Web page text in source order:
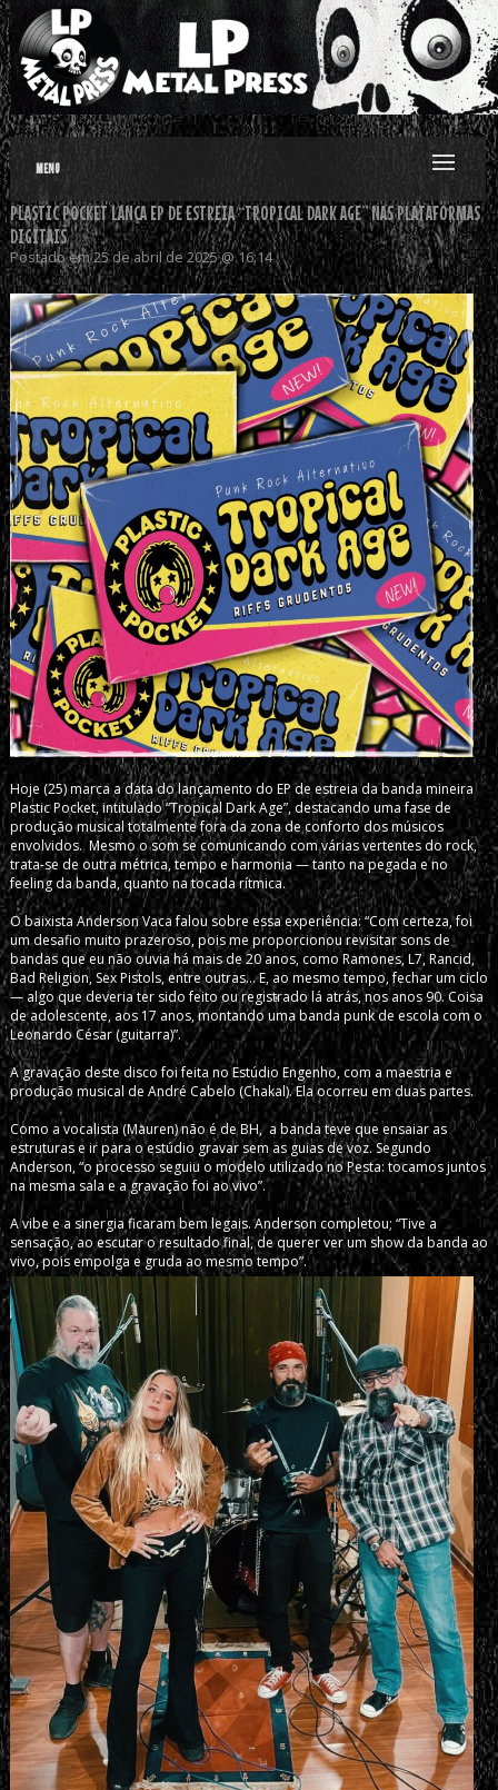
MENU
PLASTIC POCKET LANÇA EP DE ESTREIA “TROPICAL DARK AGE” NAS PLATAFORMAS
DIGITAIS
Postado em 25 de abril de 2025 @ 16:14
Hoje (25) marca a data do lançamento do EP de estreia da banda mineira
Plastic Pocket, intitulado “Tropical Dark Age”, destacando uma fase de
produção musical totalmente fora da zona de conforto dos músicos
envolvidos. Mesmo o som se comunicando com várias vertentes do rock,
trata-se de outra métrica, tempo e harmonia — tanto na pegada e no
feeling da banda, quanto na tocada rítmica.
O baixista Anderson Vaca falou sobre essa experiência: “Com certeza, foi
um desafio muito prazeroso, pois me proporcionou revisitar sons de
bandas que eu não ouvia há mais de 20 anos, como Ramones, L7, Rancid,
Bad Religion, Sex Pistols, entre outras… E, ao mesmo tempo, fechar um ciclo
— algo que deveria ter sido feito ou registrado lá atrás, nos anos 90. Coisa
de adolescente, aos 17 anos, montando uma banda punk de escola com o
Leonardo César (guitarra)”.
A gravação deste disco foi feita no Estúdio Engenho, com a maestria e
produção musical de André Cabelo (Chakal). Ela ocorreu em duas partes.
Como a vocalista (Mauren) não é de BH, a banda teve que ensaiar as
estruturas e ir para o estúdio gravar sem as guias de voz. Segundo
Anderson, “o processo seguiu o modelo utilizado no Pesta: tocamos juntos
na mesma sala e a gravação foi ao vivo”.
A vibe e a sinergia ficaram bem legais. Anderson completou; “Tive a
sensação, ao escutar o resultado final, de querer ver um show da banda ao
vivo, pois empolga e gruda ao mesmo tempo”.